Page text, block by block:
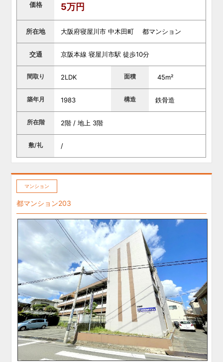
価格 5万円
所在地 大阪府寝屋川市 中木田町 都マンション
交通 京阪本線 寝屋川市駅 徒歩10分
間取り 2LDK 面積 45m²
築年月 1983 構造 鉄骨造
所在階 2階 / 地上 3階
敷/礼 /
マンション
都マンション203